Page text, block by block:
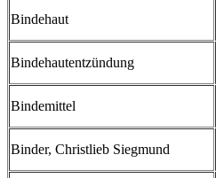
Bindehaut
Bindehautentzündung
Bindemittel
Binder, Christlieb Siegmund